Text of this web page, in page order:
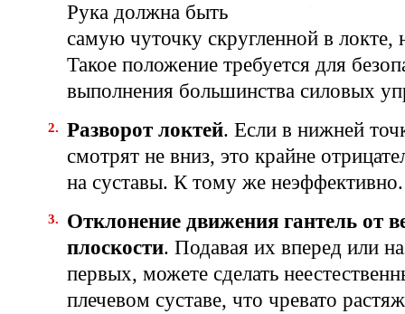
Рука должна быть
самую чуточку скругленной в локте,
Такое положение требуется для
выполнения большинства силовых
Разворот локтей. Если в нижней
смотрят не вниз, это крайне
на суставы. К тому же неэффективно.
Отклонение движения гантель от
плоскости. Подавая их вперед или
первых, можете сделать
плечевом суставе, что чревато